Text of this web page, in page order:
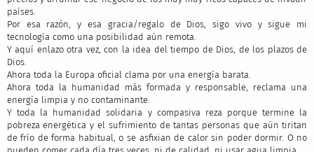
países.
Por esa razón, y esa gracia/regalo de Dios, sigo vivo y sigue mi
tecnología como una posibilidad aún remota.
Y aquí enlazo otra vez, con la idea del tiempo de Dios, de los plazos de
Dios.
Ahora toda la Europa oficial clama por una energía barata.
Ahora toda la humanidad más formada y responsable, reclama una
energía limpia y no contaminante.
Y toda la humanidad solidaria y compasiva reza porque termine la
pobreza energética y el sufrimiento de tantas personas que aún tiritan
de frío de forma habitual, o se asfixian de calor sin poder dormir. O no